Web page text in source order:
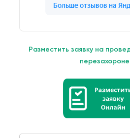
Разместить заявку на